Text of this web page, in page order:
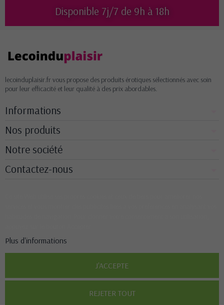
Disponible 7j/7 de 9h à 18h
lecoinduplaisir.fr vous propose des produits érotiques sélectionnés avec soin
pour leur efficacité et leur qualité à des prix abordables.
Informations
Nos produits
Notre société
Contactez-nous
Plus d'informations
REJETER TOUT
J'ACCEPTE